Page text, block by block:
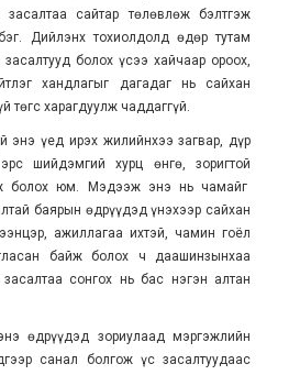
сайтар төлөвлөж бэлтгэж
Дийлэнх тохиолдолд өдөр тутам
болох үсээ хайчаар ороох,
хандлагыг дагадаг нь сайхан
төгс харагдуулж чаддаггүй.
энэ үед ирэх жилийнхээ загвар, дүр
шийдэмгий хурц өнгө, зоригтой
болох юм. Мэдээж энэ нь чамайг
баярын өдрүүдэд үнэхээр сайхан
ажиллагаа ихтэй, чамин гоёл
байж болох ч даашинзынхаа
засалтаа сонгох нь бас нэгэн алтан
өдрүүдэд зориулаад мэргэжлийн
санал болгож үс засалтуудаас